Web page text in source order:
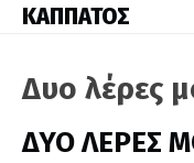
ΚΑΠΠΑΤΟΣ
Δυο λέρες
ΔΥΟ ΛΕΡΕΣ